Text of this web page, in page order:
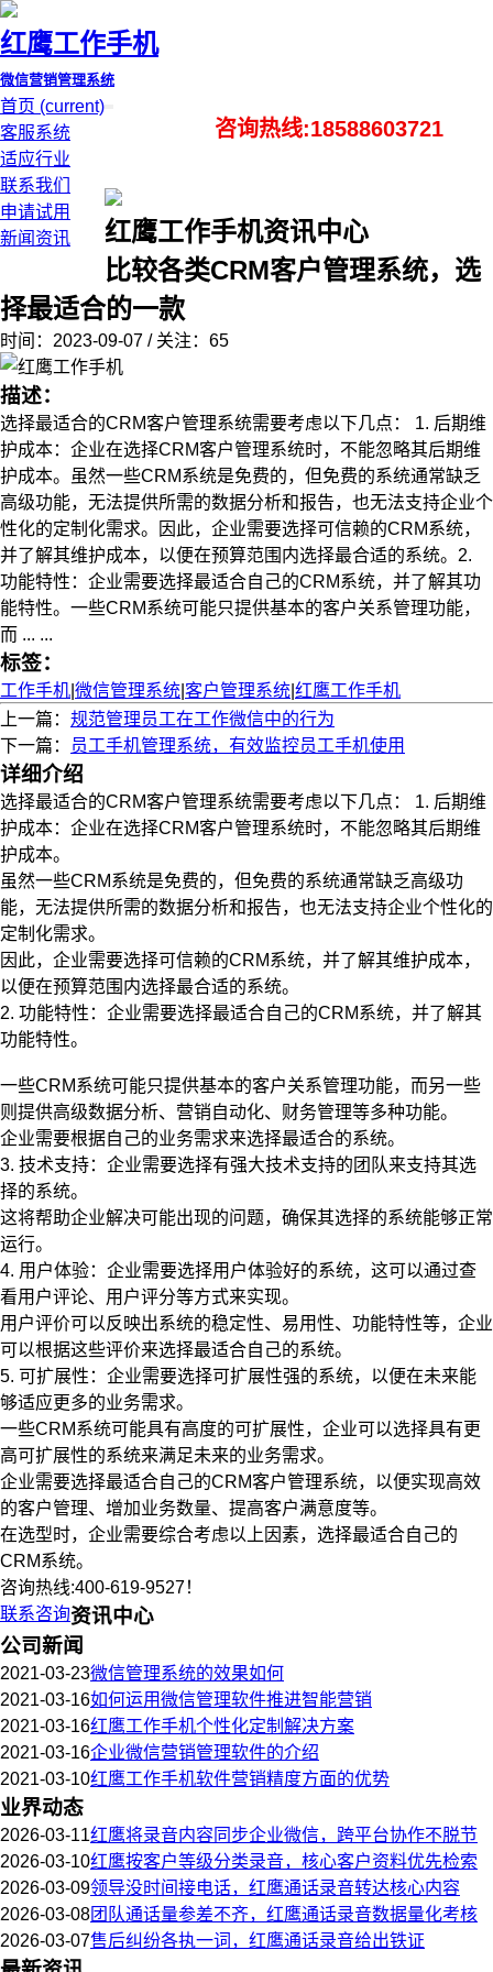
红鹰工作手机
微信营销管理系统
首页 (current)
客服系统
适应行业
联系我们
申请试用
新闻资讯
咨询热线:18588603721
红鹰工作手机资讯中心
比较各类CRM客户管理系统，选
择最适合的一款
时间：2023-09-07 / 关注：65
描述：
选择最适合的CRM客户管理系统需要考虑以下几点： 1. 后期维
护成本：企业在选择CRM客户管理系统时，不能忽略其后期维
护成本。虽然一些CRM系统是免费的，但免费的系统通常缺乏
高级功能，无法提供所需的数据分析和报告，也无法支持企业个
性化的定制化需求。因此，企业需要选择可信赖的CRM系统，
并了解其维护成本，以便在预算范围内选择最合适的系统。2.
功能特性：企业需要选择最适合自己的CRM系统，并了解其功
能特性。一些CRM系统可能只提供基本的客户关系管理功能，
而 ... ...
标签：
工作手机 微信管理系统 客户管理系统 红鹰工作手机
上一篇： 规范管理员工在工作微信中的行为
下一篇：
员工手机管理系统，有效监控员工手机使用
详细介绍
选择最适合的CRM客户管理系统需要考虑以下几点： 1. 后期维
护成本：企业在选择CRM客户管理系统时，不能忽略其后期维
护成本。
虽然一些CRM系统是免费的，但免费的系统通常缺乏高级功
能，无法提供所需的数据分析和报告，也无法支持企业个性化的
定制化需求。
因此，企业需要选择可信赖的CRM系统，并了解其维护成本，
以便在预算范围内选择最合适的系统。
2. 功能特性：企业需要选择最适合自己的CRM系统，并了解其
功能特性。
一些CRM系统可能只提供基本的客户关系管理功能，而另一些
则提供高级数据分析、营销自动化、财务管理等多种功能。
企业需要根据自己的业务需求来选择最适合的系统。
3. 技术支持：企业需要选择有强大技术支持的团队来支持其选
择的系统。
这将帮助企业解决可能出现的问题，确保其选择的系统能够正常
运行。
4. 用户体验：企业需要选择用户体验好的系统，这可以通过查
看用户评论、用户评分等方式来实现。
用户评价可以反映出系统的稳定性、易用性、功能特性等，企业
可以根据这些评价来选择最适合自己的系统。
5. 可扩展性：企业需要选择可扩展性强的系统，以便在未来能
够适应更多的业务需求。
一些CRM系统可能具有高度的可扩展性，企业可以选择具有更
高可扩展性的系统来满足未来的业务需求。
企业需要选择最适合自己的CRM客户管理系统，以便实现高效
的客户管理、增加业务数量、提高客户满意度等。
在选型时，企业需要综合考虑以上因素，选择最适合自己的
CRM系统。
咨询热线:400-619-9527！
联系咨询资讯中心
公司新闻
2021-03-23微信管理系统的效果如何
2021-03-16如何运用微信管理软件推进智能营销
2021-03-16红鹰工作手机个性化定制解决方案
2021-03-16企业微信营销管理软件的介绍
2021-03-10红鹰工作手机软件营销精度方面的优势
业界动态
2026-03-11红鹰将录音内容同步企业微信，跨平台协作不脱节
2026-03-10红鹰按客户等级分类录音，核心客户资料优先检索
2026-03-09领导没时间接电话，红鹰通话录音转达核心内容
2026-03-08团队通话量参差不齐，红鹰通话录音数据量化考核
2026-03-07售后纠纷各执一词，红鹰通话录音给出铁证